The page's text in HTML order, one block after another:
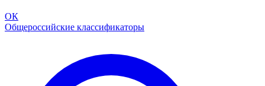
ОК
Общероссийские классификаторы